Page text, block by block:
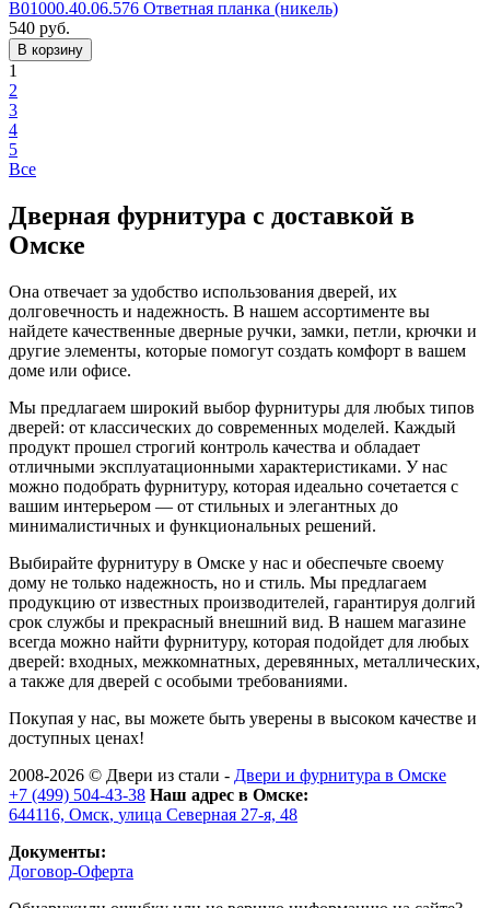
B01000.40.06.576 Ответная планка (никель)
540 руб.
1
2
3
4
5
Все
Дверная фурнитура с доставкой в
Омске
Она отвечает за удобство использования дверей, их
долговечность и надежность. В нашем ассортименте вы
найдете качественные дверные ручки, замки, петли, крючки и
другие элементы, которые помогут создать комфорт в вашем
доме или офисе.
Мы предлагаем широкий выбор фурнитуры для любых типов
дверей: от классических до современных моделей. Каждый
продукт прошел строгий контроль качества и обладает
отличными эксплуатационными характеристиками. У нас
можно подобрать фурнитуру, которая идеально сочетается с
вашим интерьером — от стильных и элегантных до
минималистичных и функциональных решений.
Выбирайте фурнитуру в Омске у нас и обеспечьте своему
дому не только надежность, но и стиль. Мы предлагаем
продукцию от известных производителей, гарантируя долгий
срок службы и прекрасный внешний вид. В нашем магазине
всегда можно найти фурнитуру, которая подойдет для любых
дверей: входных, межкомнатных, деревянных, металлических,
а также для дверей с особыми требованиями.
Покупая у нас, вы можете быть уверены в высоком качестве и
доступных ценах!
2008-2026 © Двери из стали - Двери и фурнитура в Омске
+7 (499) 504-43-38 Наш адрес в Омске:
644116, Омск, улица Северная 27-я, 48
Документы:
Договор-Оферта